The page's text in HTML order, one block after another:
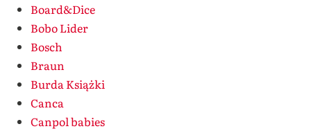
Board&Dice
Bobo Lider
Bosch
Braun
Burda Książki
Canca
Canpol babies